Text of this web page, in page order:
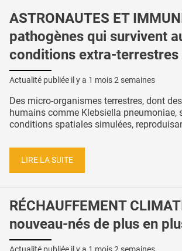
ASTRONAUTES ET
pathogènes qui survivent
conditions extra-terrestres
Actualité publiée il y a 1 mois 2 semaines
Des micro-organismes terrestres, dont
humains comme Klebsiella pneumoniae,
conditions spatiales simulées,
LIRE LA SUITE
RÉCHAUFFEMENT
nouveau-nés de plus en